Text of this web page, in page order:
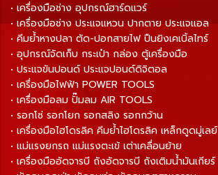
• เครื่องมือช่าง อุปกรณ์ฮาร์ดแวร์
• เครื่องมือช่าง ประแจแหวน ปากตาย ประแจแอล
• คีมย้ำหางปลา ตัด-ปอกสายไฟ ปืนยิงเคเบิ้ลไทร์
• อุปกรณ์จัดเก็บ กระเป๋า กล่อง ตู้เครื่องมือ
• ประแจขันปอนด์ ประแจปอนด์ดิจิตอล
• เครื่องมือไฟฟ้า POWER TOOLS
• เครื่องมือลม ปั๊มลม AIR TOOLS
• รอกโซ่ รอกโยก รอกสลิง รอกกว้าน
• เครื่องมือไฮโดรลิค คีมย้ำไฮโดรลิค เหล็กดูดมู่เลย์
• แม่แรงยกรถ แม่แรงตะเข้ เต่าเคลื่อนย้าย
• เครื่องมืออัดจารบี ถังอัดจารบี ถังเติมน้ำมันเกียร์